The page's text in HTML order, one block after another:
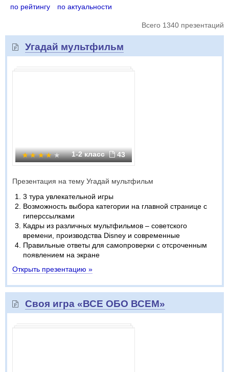
по рейтингу по актуальности
Всего 1340 презентаций
Угадай мультфильм
1-2 класс 43
Презентация на тему Угадай мультфильм
3 тура увлекательной игры
Возможность выбора категории на главной странице с
гиперссылками
Кадры из различных мультфильмов – советского
времени, производства Disney и современные
Правильные ответы для самопроверки с отсроченным
появлением на экране
Открыть презентацию »
Своя игра «ВСЕ ОБО ВСЕМ»